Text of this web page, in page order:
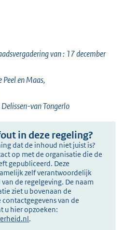
van : 17 december
Peel en Maas,
van Tongerlo
in deze regeling?
dat de inhoud niet juist is?
op met de organisatie die de
gepubliceerd. Deze
zelf verantwoordelijk
de regelgeving. De naam
ziet u bovenaan de
contactgegevens van de
u hier opzoeken:
.